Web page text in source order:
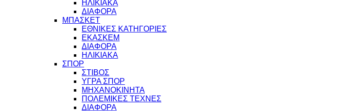
ΗΛΙΚΙΑΚΑ
ΔΙΑΦΟΡΑ
ΜΠΑΣΚΕΤ
ΕΘΝΙΚΕΣ ΚΑΤΗΓΟΡΙΕΣ
ΕΚΑΣΚΕΜ
ΔΙΑΦΟΡΑ
ΗΛΙΚΙΑΚΑ
ΣΠΟΡ
ΣΤΙΒΟΣ
ΥΓΡΑ ΣΠΟΡ
ΜΗΧΑΝΟΚΙΝΗΤΑ
ΠΟΛΕΜΙΚΕΣ ΤΕΧΝΕΣ
ΔΙΑΦΟΡΑ